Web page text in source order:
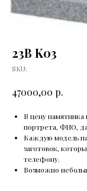
23B K03
SKU:
47000,00 р.
В цену памятника
портрета, ФИО,
Каждую модель
заготовок,
телефону.
Возможно